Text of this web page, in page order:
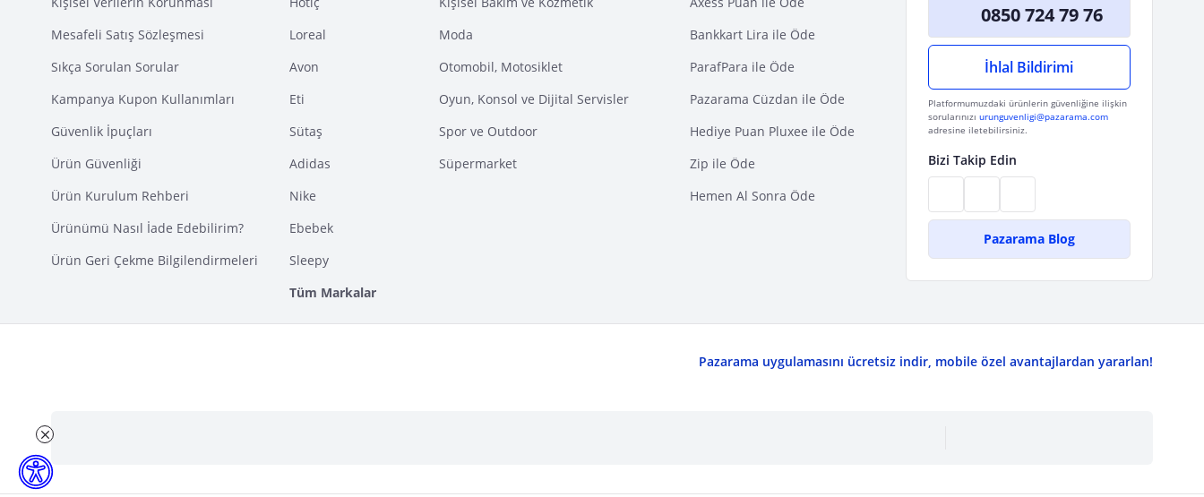
Mesafeli Satış Sözleşmesi
Sıkça Sorulan Sorular
Kampanya Kupon Kullanımları
Güvenlik İpuçları
Ürün Güvenliği
Ürün Kurulum Rehberi
Ürünümü Nasıl İade Edebilirim?
Ürün Geri Çekme Bilgilendirmeleri
Loreal
Avon
Eti
Sütaş
Adidas
Nike
Ebebek
Sleepy
Tüm Markalar
Moda
Otomobil, Motosiklet
Oyun, Konsol ve Dijital Servisler
Spor ve Outdoor
Süpermarket
Bankkart Lira ile Öde
ParafPara ile Öde
Pazarama Cüzdan ile Öde
Hediye Puan Pluxee ile Öde
Zip ile Öde
Hemen Al Sonra Öde
0850 724 79 76
İhlal Bildirimi
Platformumuzdaki ürünlerin güvenliğine ilişkin
sorularınızı urunguvenligi@pazarama.com
adresine iletebilirsiniz.
Bizi Takip Edin
Pazarama Blog
Pazarama uygulamasını ücretsiz indir, mobile özel avantajlardan yararlan!